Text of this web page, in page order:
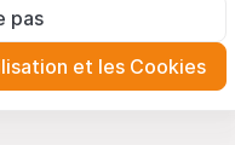
d'utilisation, veuillez-
(par exemple, les
du site
visiteurs du site
pas
et les Cookies